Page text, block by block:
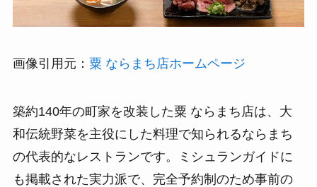
画像引用元： 粟 ならまち店ホームページ
築約140年の町家を改装した粟 ならまち店は、大
和伝統野菜を主役にした料理で知られるならまち
の代表的なレストランです。ミシュランガイドに
も掲載された実力派で、完全予約制のため事前の